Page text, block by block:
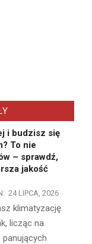
i budzisz się
To nie
– sprawdź,
jakość
24 LIPCA, 2026
klimatyzację
licząc na